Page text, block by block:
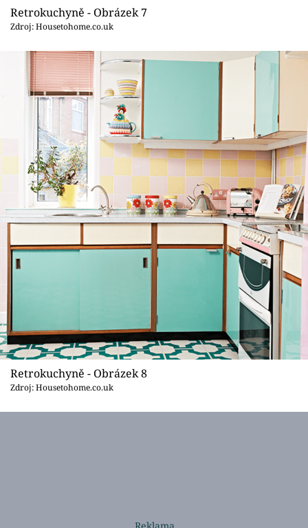
Retrokuchyně - Obrázek 7
Zdroj: Housetohome.co.uk
Retrokuchyně - Obrázek 8
Zdroj: Housetohome.co.uk